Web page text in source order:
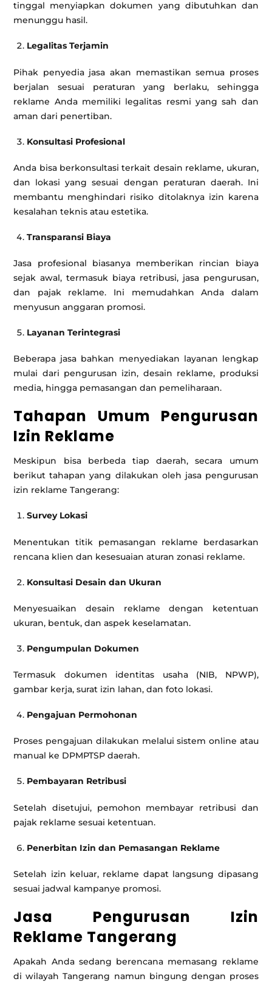
tinggal menyiapkan dokumen yang dibutuhkan dan
menunggu hasil.
Legalitas Terjamin
Pihak penyedia jasa akan memastikan semua proses
berjalan sesuai peraturan yang berlaku, sehingga
reklame Anda memiliki legalitas resmi yang sah dan
aman dari penertiban.
Konsultasi Profesional
Anda bisa berkonsultasi terkait desain reklame, ukuran,
dan lokasi yang sesuai dengan peraturan daerah. Ini
membantu menghindari risiko ditolaknya izin karena
kesalahan teknis atau estetika.
Transparansi Biaya
Jasa profesional biasanya memberikan rincian biaya
sejak awal, termasuk biaya retribusi, jasa pengurusan,
dan pajak reklame. Ini memudahkan Anda dalam
menyusun anggaran promosi.
Layanan Terintegrasi
Beberapa jasa bahkan menyediakan layanan lengkap
mulai dari pengurusan izin, desain reklame, produksi
media, hingga pemasangan dan pemeliharaan.
Tahapan Umum Pengurusan
Izin Reklame
Meskipun bisa berbeda tiap daerah, secara umum
berikut tahapan yang dilakukan oleh jasa pengurusan
izin reklame Tangerang:
Survey Lokasi
Menentukan titik pemasangan reklame berdasarkan
rencana klien dan kesesuaian aturan zonasi reklame.
Konsultasi Desain dan Ukuran
Menyesuaikan desain reklame dengan ketentuan
ukuran, bentuk, dan aspek keselamatan.
Pengumpulan Dokumen
Termasuk dokumen identitas usaha (NIB, NPWP),
gambar kerja, surat izin lahan, dan foto lokasi.
Pengajuan Permohonan
Proses pengajuan dilakukan melalui sistem online atau
manual ke DPMPTSP daerah.
Pembayaran Retribusi
Setelah disetujui, pemohon membayar retribusi dan
pajak reklame sesuai ketentuan.
Penerbitan Izin dan Pemasangan Reklame
Setelah izin keluar, reklame dapat langsung dipasang
sesuai jadwal kampanye promosi.
Jasa Pengurusan Izin
Reklame Tangerang
Apakah Anda sedang berencana memasang reklame
di wilayah Tangerang namun bingung dengan proses